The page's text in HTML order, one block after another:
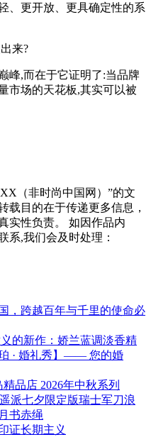
更开放、更具确定性的系
来?
峰,而在于它证明了:当品牌
市场的天花板,其实可以被
（非时尚中国网）”的文
载目的在于传递更多信息，
实性负责。 如因作品内
系,我们会及时处理：
，跨越百年与千里的使命必
的新作：娇兰蓝调淡香精
· 婚礼秀】—— 您的婚
品店 2026年中秋系列
派七夕限定版瑞士军刀浪
书赤绳
证长期主义